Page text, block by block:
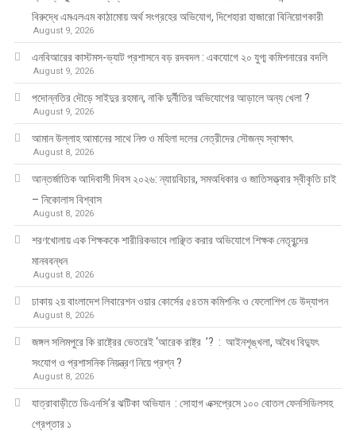
বিরুদ্ধে এমএলএম কাঠামোয় অর্থ সংগ্রহের অভিযোগ, দিশেহারা হাজারো বিনিয়োগকারী
August 9, 2026
এনবিআরের কাস্টমস-ভ্যাট প্রশাসনে বড় রদবদল : একযোগে ২০ যুগ্ম কমিশনারের বদলি
August 9, 2026
পদোন্নতির দৌড়ে সাইদুর রহমান, নাকি দুর্নীতির অভিযোগের আড়ালে অন্য খেলা ?
August 9, 2026
আমান উল্লাহ আমানের সাথে নিশু ও মহিলা দলের নেত্রীদের সৌজন্য স্বাক্ষাৎ
August 8, 2026
আন্তর্জাতিক আদিবাসী দিবস ২০২৬: ন্যায়বিচার, সমঅধিকার ও জাতিসত্ত্বার স্বীকৃতি চাই
– নিকোলাস বিশ্বাস
August 8, 2026
শরণখোলায় এক শিক্ষককে শারীরিকভাবে লাঞ্ছিত করার অভিযোগে শিক্ষক নেতৃবৃন্দের
মানববন্ধন
August 8, 2026
ঢাকায় ২য় বাংলাদেশ লিবারেশন ওয়ার কোর্সের ৫৪তম কমিশনিং ও ফেলোশিপ ডে উদ্‌যাপন
August 8, 2026
জঙ্গল সলিমপুরে কি রাষ্ট্রের ভেতরেই ‘আরেক রাষ্ট্র ’? : আইনশৃঙ্খলা, অবৈধ বিদ্যুৎ
সংযোগ ও প্রশাসনিক নিয়ন্ত্রণ নিয়ে প্রশ্ন ?
August 8, 2026
যাত্রাবাড়ীতে ডিএনসি’র ঝটিকা অভিযান : সোহাগ এক্সপ্রেসে ১০০ বোতল ফেনসিডিলসহ
গ্রেপ্তার ১